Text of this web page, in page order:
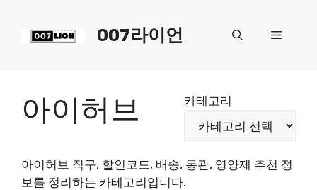
007라이언 메
아이허브 카테고리
아이허브 직구, 할인코드, 배송, 통관, 영양제 추천 정
보를 정리하는 카테고리입니다.